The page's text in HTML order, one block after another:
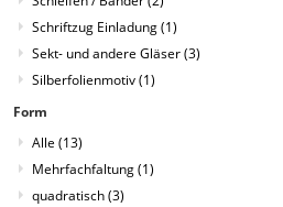
Schriftzug Einladung(1)
Sekt- und andere Gläser(3)
Silberfolienmotiv(1)
Form
Alle (13)
Mehrfachfaltung(1)
quadratisch(3)